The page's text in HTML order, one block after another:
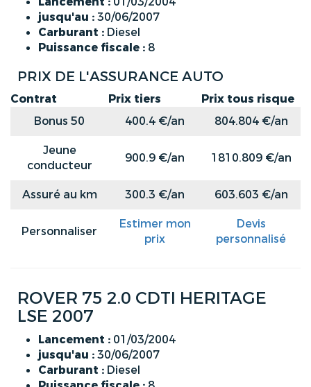
jusqu'au :30/06/2007
Carburant : Diesel
Puissance fiscale : 8
PRIX DE L'ASSURANCE AUTO
Contrat Prix tiers
Prix tous risque
Bonus 50
400.4 €/an
804.804 €/an
Jeune
conducteur
900.9 €/an 1810.809 €/an
Assuré au km 300.3 €/an 603.603 €/an
Personnaliser
Estimer mon
prix
Devis
personnalisé
ROVER 75 2.0 CDTI HERITAGE
LSE 2007
Lancement : 01/03/2004
jusqu'au :30/06/2007
Carburant : Diesel